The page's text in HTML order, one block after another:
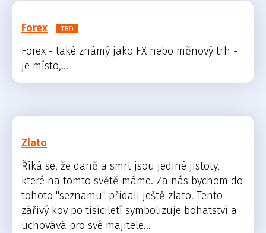
Forex TBD
Forex - také známý jako FX nebo měnový trh -
je místo,...
Zlato
Říká se, že daně a smrt jsou jediné jistoty,
které na tomto světě máme. Za nás bychom do
tohoto "seznamu" přidali ještě zlato. Tento
zářivý kov po tisíciletí symbolizuje bohatství a
uchovává pro své majitele...